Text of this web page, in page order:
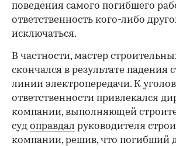
поведения самого погибшего
ответственность кого-либо
исключаться.
В частности, мастер
скончался в результате падения
линии электропередачи. К
ответственности привлекался
компании, выполняющей
суд оправдал руководителя
компании, решив, что погибший